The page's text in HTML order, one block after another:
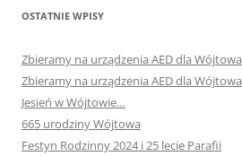
OSTATNIE WPISY
Zbieramy na urządzenia AED dla Wójtowa
Zbieramy na urządzenia AED dla Wójtowa
Jesień w Wójtowie…
665 urodziny Wójtowa
Festyn Rodzinny 2024 i 25 lecie Parafii